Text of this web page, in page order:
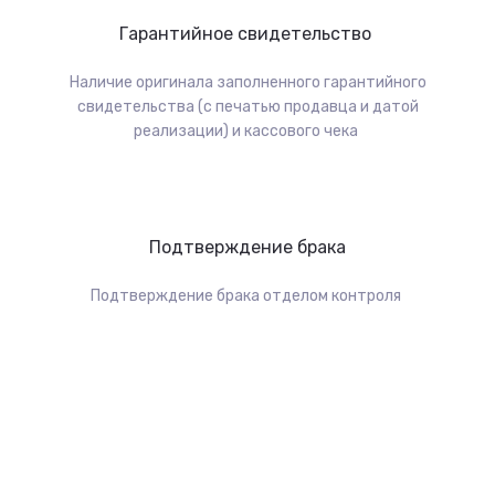
Гарантийное свидетельство
Наличие оригинала заполненного гарантийного
свидетельства (с печатью продавца и датой
реализации) и кассового чека
Подтверждение брака
Подтверждение брака отделом контроля